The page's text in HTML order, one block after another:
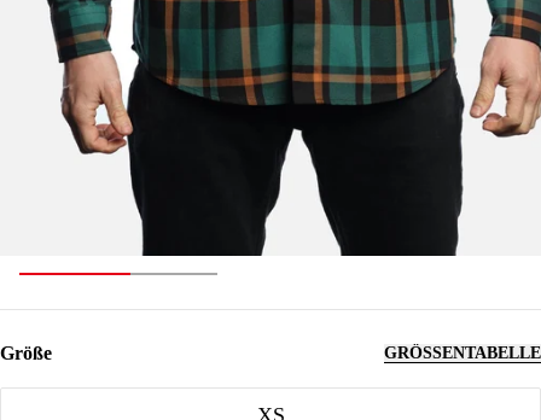
Größe GRÖSSENTABELLE
XS